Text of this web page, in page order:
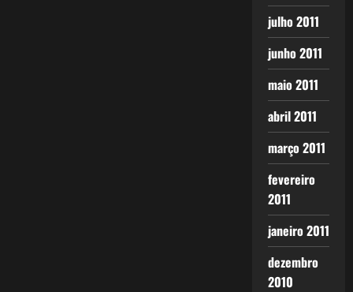
julho 2011
junho 2011
maio 2011
abril 2011
março 2011
fevereiro
2011
janeiro 2011
dezembro
2010